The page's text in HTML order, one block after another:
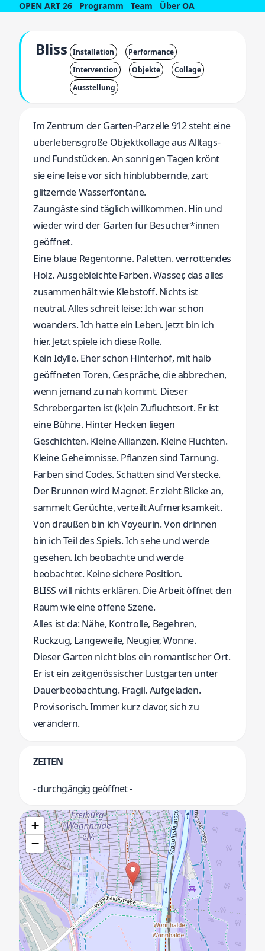
OPEN ART 26 Programm Team Über OA
Bliss Installation
Performance
Intervention
Objekte
Collage
Ausstellung
Im Zentrum der Garten-Parzelle 912 steht eine
überlebensgroße Objektkollage aus Alltags-
und Fundstücken. An sonnigen Tagen krönt
sie eine leise vor sich hinblubbernde, zart
glitzernde Wasserfontäne.
Zaungäste sind täglich willkommen. Hin und
wieder wird der Garten für Besucher*innen
geöffnet.
Eine blaue Regentonne. Paletten. verrottendes
Holz. Ausgebleichte Farben. Wasser, das alles
zusammenhält wie Klebstoff. Nichts ist
neutral. Alles schreit leise: Ich war schon
woanders. Ich hatte ein Leben. Jetzt bin ich
hier. Jetzt spiele ich diese Rolle.
Kein Idylle. Eher schon Hinterhof, mit halb
geöffneten Toren, Gespräche, die abbrechen,
wenn jemand zu nah kommt. Dieser
Schrebergarten ist (k)ein Zufluchtsort. Er ist
eine Bühne. Hinter Hecken liegen
Geschichten. Kleine Allianzen. Kleine Fluchten.
Kleine Geheimnisse. Pflanzen sind Tarnung.
Farben sind Codes. Schatten sind Verstecke.
Der Brunnen wird Magnet. Er zieht Blicke an,
sammelt Gerüchte, verteilt Aufmerksamkeit.
Von draußen bin ich Voyeurin. Von drinnen
bin ich Teil des Spiels. Ich sehe und werde
gesehen. Ich beobachte und werde
beobachtet. Keine sichere Position.
BLISS will nichts erklären. Die Arbeit öffnet den
Raum wie eine offene Szene.
Alles ist da: Nähe, Kontrolle, Begehren,
Rückzug, Langeweile, Neugier, Wonne.
Dieser Garten nicht blos ein romantischer Ort.
Er ist ein zeitgenössischer Lustgarten unter
Dauerbeobachtung. Fragil. Aufgeladen.
Provisorisch. Immer kurz davor, sich zu
verändern.
ZEITEN
- durchgängig geöffnet -
+
−